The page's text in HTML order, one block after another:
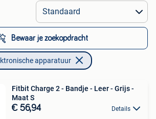
Alle afstanden…
Bewaar je zoekopdracht
apparatuur
Fitbit Charge 2 - Bandje - Leer - Grijs -
Maat S
€ 56,94 Details